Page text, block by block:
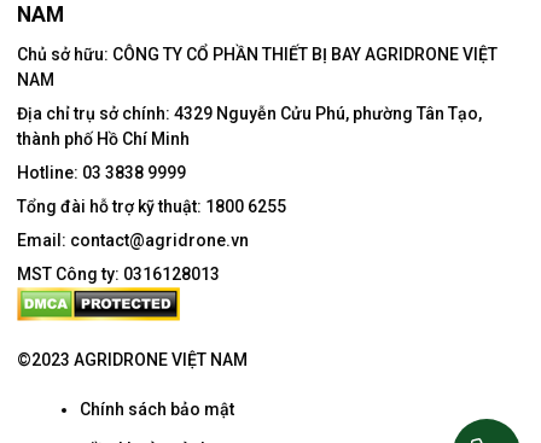
NAM
Chủ sở hữu: CÔNG TY CỔ PHẦN THIẾT BỊ BAY AGRIDRONE VIỆT
NAM
Địa chỉ trụ sở chính: 4329 Nguyễn Cửu Phú, phường Tân Tạo,
thành phố Hồ Chí Minh
Hotline: 03 3838 9999
Tổng đài hỗ trợ kỹ thuật: 1800 6255
Email: contact@agridrone.vn
MST Công ty: 0316128013
©2023 AGRIDRONE VIỆT NAM
Chính sách bảo mật